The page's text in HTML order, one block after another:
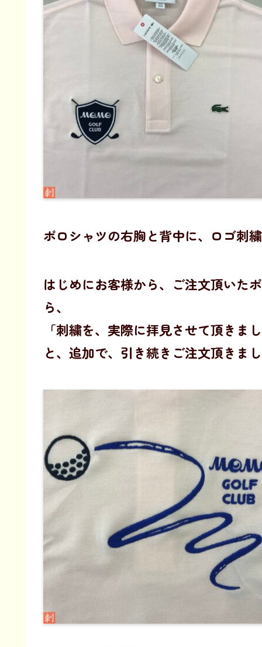
ポロシャツの右胸と背中に、ロゴ刺
はじめにお客様から、ご注文頂いた
ら、
「刺繍を、実際に拝見させて頂き
と、追加で、引き続きご注文頂きま